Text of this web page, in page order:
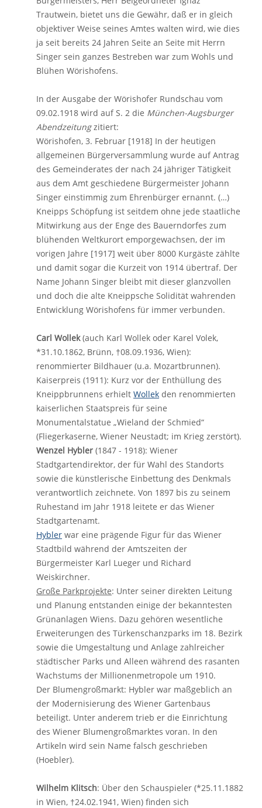
Trautwein, bietet uns die Gewähr, daß er in gleich
objektiver Weise seines Amtes walten wird, wie dies
ja seit bereits 24 Jahren Seite an Seite mit Herrn
Singer sein ganzes Bestreben war zum Wohls und
Blühen Wörishofens.
In der Ausgabe der Wörishofer Rundschau vom
09.02.1918 wird auf S. 2 die München-Augsburger
Abendzeitungzitiert:
Wörishofen, 3. Februar [1918] In der heutigen
allgemeinen Bürgerversammlung wurde auf Antrag
des Gemeinderates der nach 24 jähriger Tätigkeit
aus dem Amt geschiedene Bürgermeister Johann
Singer einstimmig zum Ehrenbürger ernannt. (…)
Kneipps Schöpfung ist seitdem ohne jede staatliche
Mitwirkung aus der Enge des Bauerndorfes zum
blühenden Weltkurort emporgewachsen, der im
vorigen Jahre [1917] weit über 8000 Kurgäste zählte
und damit sogar die Kurzeit von 1914 übertraf. Der
Name Johann Singer bleibt mit dieser glanzvollen
und doch die alte Kneippsche Solidität wahrenden
Entwicklung Wörishofens für immer verbunden.
Carl Wollek(auch Karl Wollek oder Karel Volek,
*31.10.1862, Brünn, †08.09.1936, Wien):
renommierter Bildhauer (u.a. Mozartbrunnen).
Kaiserpreis (1911): Kurz vor der Enthüllung des
Kneippbrunnens erhielt Wollek den renommierten
kaiserlichen Staatspreis für seine
Monumentalstatue „Wieland der Schmied“
(Fliegerkaserne, Wiener Neustadt; im Krieg zerstört).
Wenzel Hybler (1847 - 1918): Wiener
Stadtgartendirektor, der für Wahl des Standorts
sowie die künstlerische Einbettung des Denkmals
verantwortlich zeichnete. Von 1897 bis zu seinem
Ruhestand im Jahr 1918 leitete er das Wiener
Stadtgartenamt.
Hybler war eine prägende Figur für das Wiener
Stadtbild während der Amtszeiten der
Bürgermeister Karl Lueger und Richard
Weiskirchner.
Große Parkprojekte: Unter seiner direkten Leitung
und Planung entstanden einige der bekanntesten
Grünanlagen Wiens. Dazu gehören wesentliche
Erweiterungen des Türkenschanzparks im 18. Bezirk
sowie die Umgestaltung und Anlage zahlreicher
städtischer Parks und Alleen während des rasanten
Wachstums der Millionenmetropole um 1910.
Der Blumengroßmarkt: Hybler war maßgeblich an
der Modernisierung des Wiener Gartenbaus
beteiligt. Unter anderem trieb er die Einrichtung
des Wiener Blumengroßmarktes voran. In den
Artikeln wird sein Name falsch geschrieben
(Hoebler).
Wilhelm Klitsch: Über den Schauspieler (*25.11.1882
in Wien, †24.02.1941, Wien) finden sich